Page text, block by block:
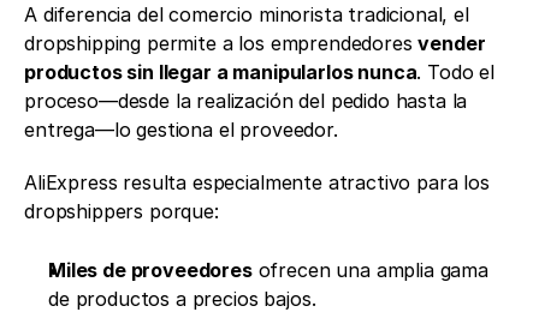
A diferencia del comercio minorista tradicional, el
dropshipping permite a los emprendedores vender
productos sin llegar a manipularlos nunca. Todo el
proceso—desde la realización del pedido hasta la
entrega—lo gestiona el proveedor.
AliExpress resulta especialmente atractivo para los
dropshippers porque:
Miles de proveedores ofrecen una amplia gama
de productos a precios bajos.